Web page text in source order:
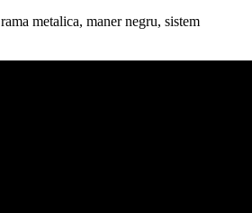
metalica, maner negru, sistem